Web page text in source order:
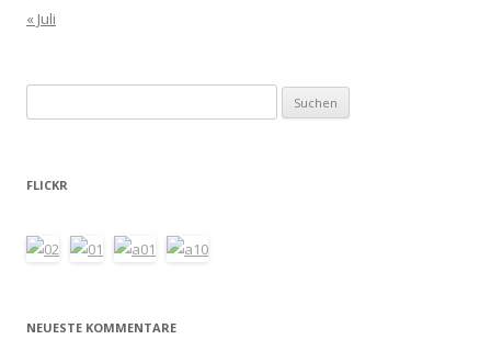
« Juli
nach:
FLICKR
NEUESTE KOMMENTARE